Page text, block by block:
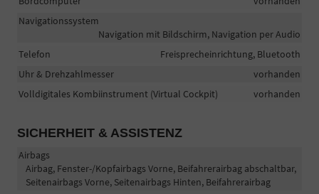
Navigationssystem
Navigation mit Bildschirm, Navigation per Audio
Telefon
Freisprecheinrichtung, Bluetooth
Uhr & Drehzahlmesser
vorhanden
Volldigitales Kombiinstrument (Virtual Cockpit)
vorhanden
SICHERHEIT & ASSISTENZ
Airbags
Airbag, Fenster-/Kopfairbags Vorne, Beifahrerairbag abschaltbar,
Seitenairbags Vorne, Seitenairbags Hinten, Beifahrerairbag